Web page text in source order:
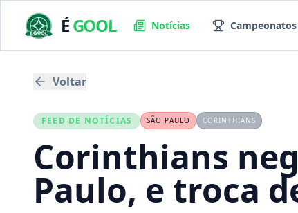
ÉGOOL Notícias Campeonatos
Voltar
FEED DE NOTÍCIAS SÃO PAULO CORINTHIANS
Corinthians
Paulo, e troca